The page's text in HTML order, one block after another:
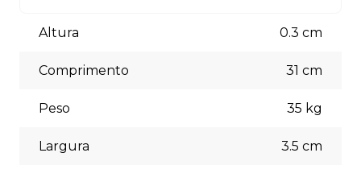
(5% off) cartões de crédito, boleto bancário. Você pode
escolher a opção que melhor se adapte às suas
Altura 0.3 cm
Comprimento 31 cm
Peso 35 kg
Largura 3.5 cm